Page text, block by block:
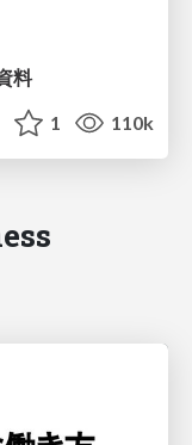
料
1 110k